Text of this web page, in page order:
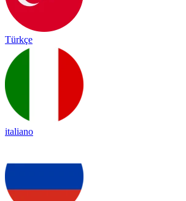
Türkçe
italiano